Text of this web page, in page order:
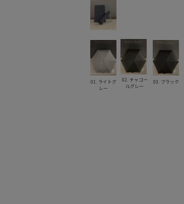
01. ライトグ
レー
02. チャコー
ルグレー
03. ブラック